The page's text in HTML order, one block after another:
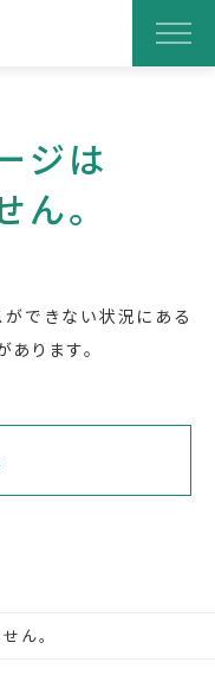
ジは
。
できない状況にある
ります。
ん。